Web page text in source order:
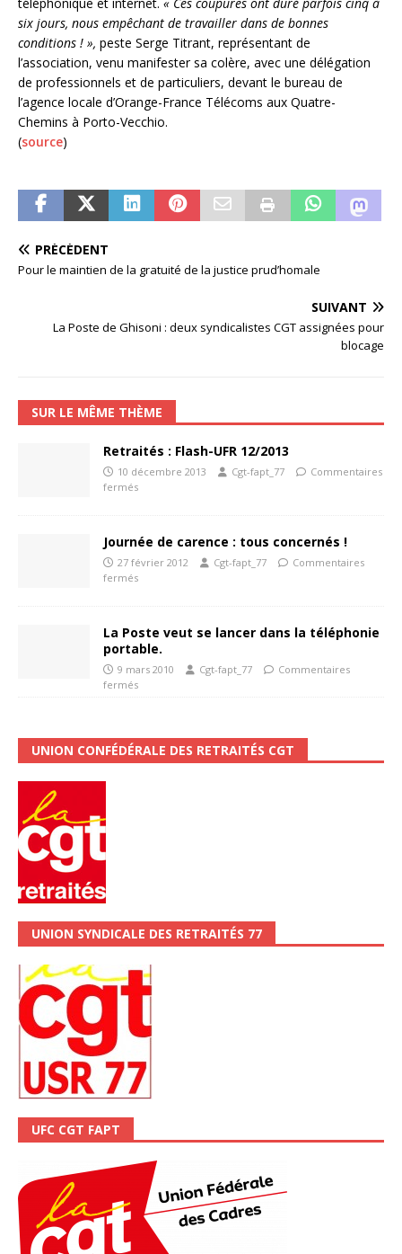
six jours, nous empêchant de travailler dans de bonnes
conditions ! », peste Serge Titrant, représentant de
l’association, venu manifester sa colère, avec une délégation
de professionnels et de particuliers, devant le bureau de
l’agence locale d’Orange-France Télécoms aux Quatre-
Chemins à Porto-Vecchio.
(source)
PRÉCÉDENT
Pour le maintien de la gratuité de la justice prud’homale
SUIVANT
La Poste de Ghisoni : deux syndicalistes CGT assignées pour
blocage
SUR LE MÊME THÈME
Retraités : Flash-UFR 12/2013
10 décembre 2013 Cgt-fapt_77
Commentaires
fermés
Journée de carence : tous concernés !
27 février 2012 Cgt-fapt_77
Commentaires
fermés
La Poste veut se lancer dans la téléphonie
portable.
9 mars 2010 Cgt-fapt_77
Commentaires
fermés
UNION CONFÉDÉRALE DES RETRAITÉS CGT
UNION SYNDICALE DES RETRAITÉS 77
UFC CGT FAPT